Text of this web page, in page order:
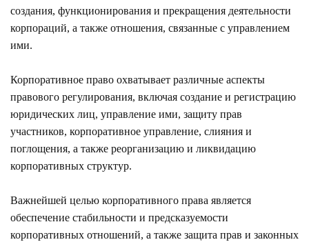
создания, функционирования и прекращения деятельности
корпораций, а также отношения, связанные с управлением
ими.
Корпоративное право охватывает различные аспекты
правового регулирования, включая создание и регистрацию
юридических лиц, управление ими, защиту прав
участников, корпоративное управление, слияния и
поглощения, а также реорганизацию и ликвидацию
корпоративных структур.
Важнейшей целью корпоративного права является
обеспечение стабильности и предсказуемости
корпоративных отношений, а также защита прав и законных